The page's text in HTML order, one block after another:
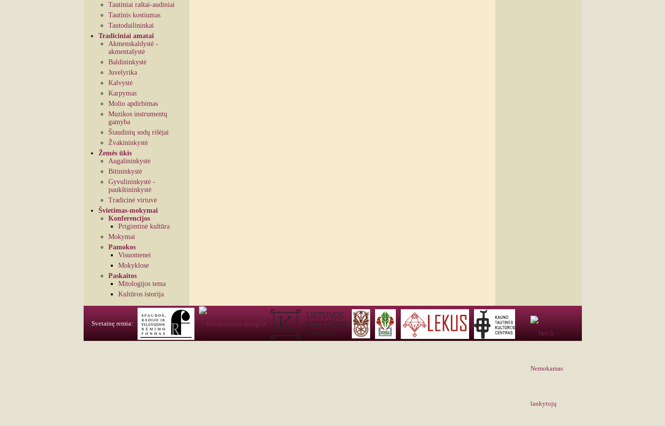
Tautiniai raštai-audiniai
Tautinis kostiumas
Tautodailininkai
Tradiciniai amatai
Akmenskaldystė -
akmentašystė
Baldininkystė
Juvelyrika
Kalvystė
Karpymas
Molio apdirbimas
Muzikos instrumentų
gamyba
Šiaudinių sodų rišėjai
Žvakininkystė
Žemės ūkis
Augalininkystė
Bitininkystė
Gyvulininkystė -
paukštininkystė
Tradicinė virtuvė
Švietimas-mokymai
Konferencijos
Prigimtinė kultūra
Mokymai
Pamokos
Visuomenei
Mokyklose
Paskaitos
Mitologijos tema
Kultūros istorija
Svetainę remia: